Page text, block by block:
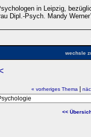
in Leipzig,
Dipl.-Psych. Mandy
wechsle
« vorheriges Thema|
<<